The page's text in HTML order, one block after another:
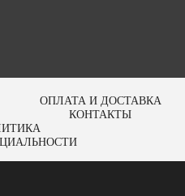
ОПЛАТА И ДОСТАВКА
КОНТАКТЫ